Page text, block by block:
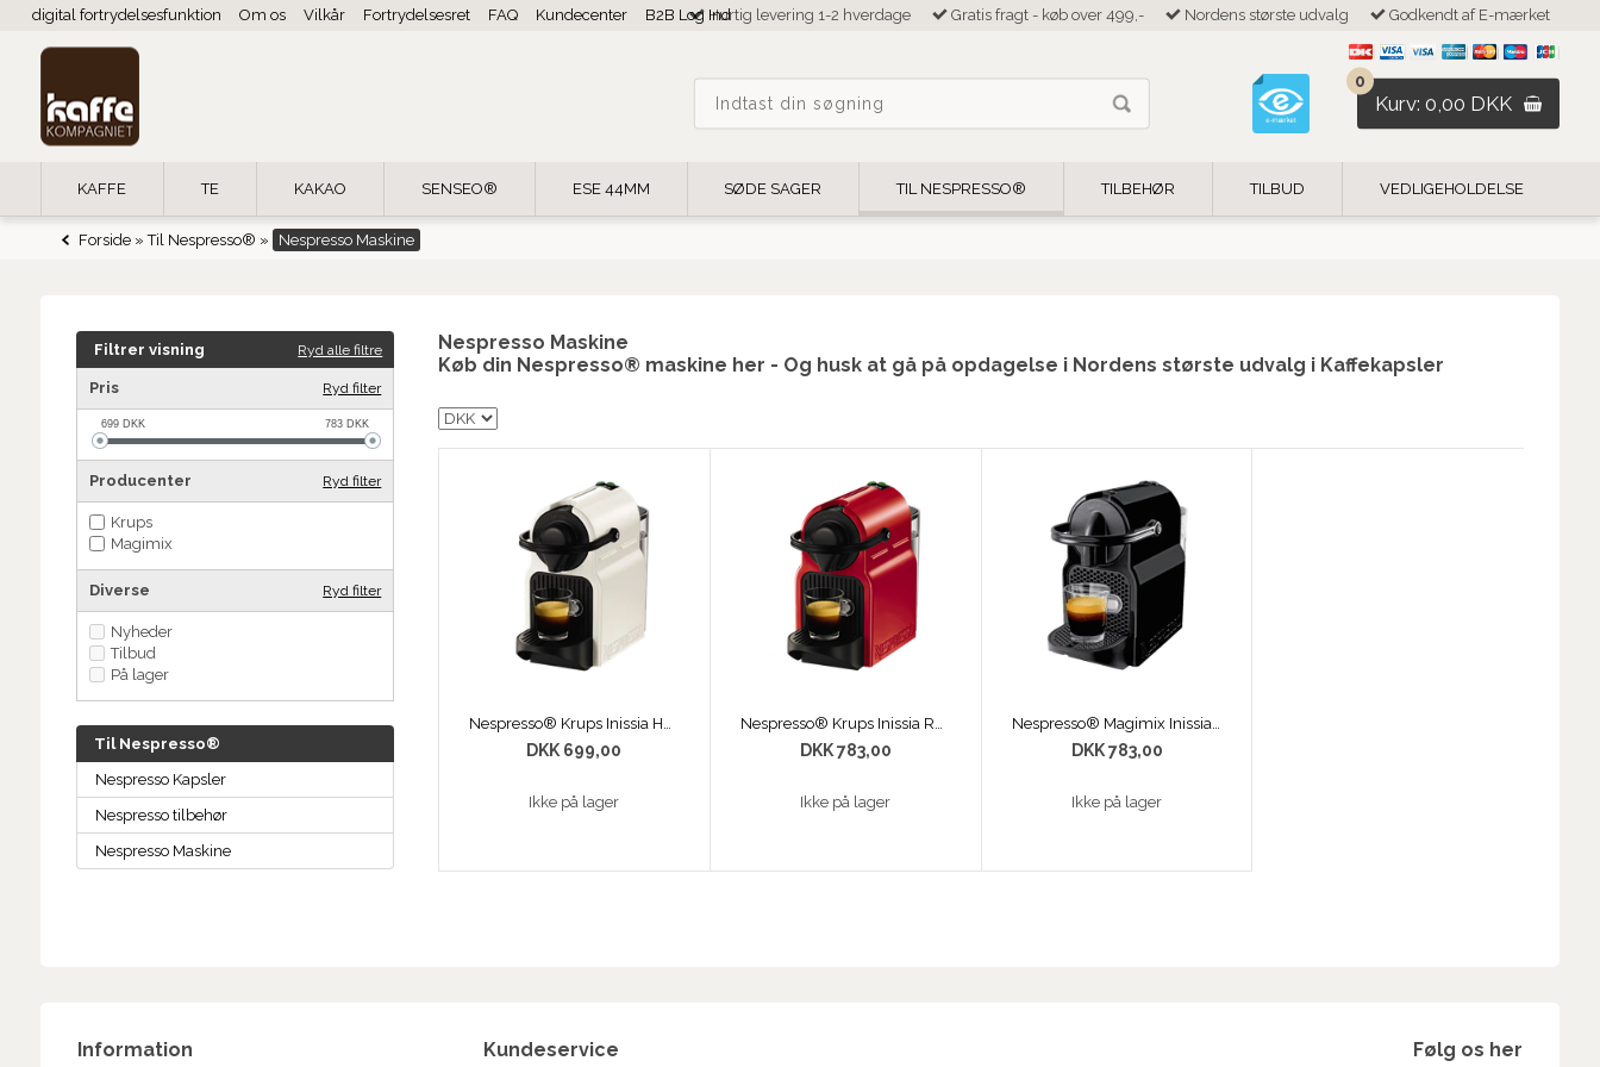
digital fortrydelsesfunktion Om os Vilkår Fortrydelsesret FAQ Kundecenter B2B Log IndHurtig levering 1-2 hverdage Gratis fragt - køb over 499,- Nordens største udvalg Godkendt af E-mærket
0
Kurv: 0,00 DKK
KAFFE TE KAKAO SENSEO® ESE 44MM SØDE SAGER TIL NESPRESSO® TILBEHØR TILBUD VEDLIGEHOLDELSE
Forside»Til Nespresso® » Nespresso Maskine
Filtrer visning Ryd alle filtre
Pris Ryd filter
699DKK 783DKK
Producenter Ryd filter
Krups
Magimix
Diverse Ryd filter
Nyheder
Tilbud
På lager
Til Nespresso®
Nespresso Kapsler
Nespresso tilbehør
Nespresso Maskine
Nespresso Maskine
Køb din Nespresso® maskine her - Og husk at gå på opdagelse i Nordens største udvalg i Kaffekapsler
Nespresso® Krups Inissia Hvid
DKK 699,00
Ikke på lager
Nespresso® Krups Inissia Rood (XN1005)
DKK 783,00
Ikke på lager
Nespresso® Magimix Inissia sort
DKK 783,00
Ikke på lager
Information Kundeservice Følg os her